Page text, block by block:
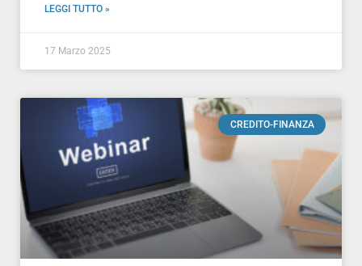
LEGGI TUTTO »
17 Marzo 2025
CREDITO-FINANZA